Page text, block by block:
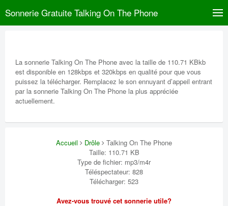
Sonnerie Gratuite Talking On The Phone
La sonnerie Talking On The Phone avec la taille de 110.71 KBkb
est disponible en 128kbps et 320kbps en qualité pour que vous
puissez la télécharger. Remplacez le son ennuyant d’appeil entrant
par la sonnerie Talking On The Phone la plus appréciée
actuellement.
Accueil Drôle
Talking On The Phone
Taille: 110.71 KB
Type de fichier: mp3/m4r
Téléspectateur: 828
Télécharger: 523
Avez-vous trouvé cet sonnerie utile?